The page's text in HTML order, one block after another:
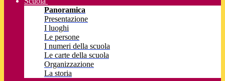
Panoramica
Presentazione
I luoghi
Le persone
I numeri della scuola
Le carte della scuola
Organizzazione
La storia